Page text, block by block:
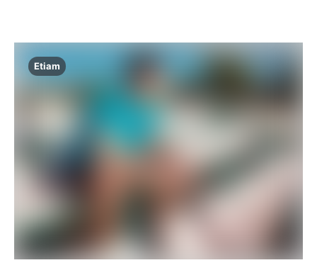
Etiam